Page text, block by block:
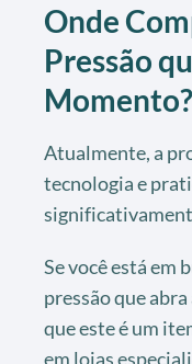
Onde
Pressão
Momento?
Atualmente, a
tecnologia e
Se você está em
pressão que
que este é um
em lojas